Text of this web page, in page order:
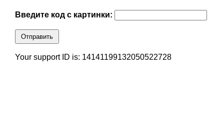
Введите код с картинки:
Отправить
Your support ID is: 14141199132050522728